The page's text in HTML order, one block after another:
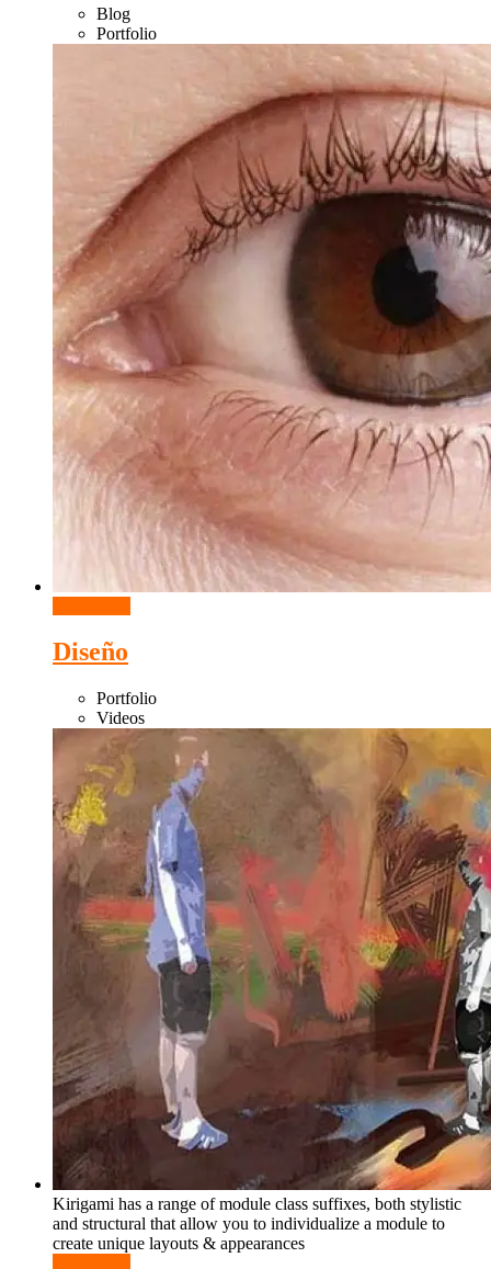
Blog
Portfolio
Diseño
Portfolio
Videos
Kirigami has a range of module class suffixes, both stylistic
and structural that allow you to individualize a module to
create unique layouts & appearances